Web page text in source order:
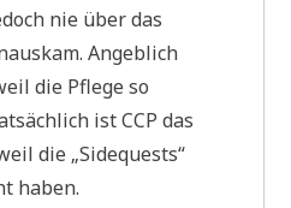
nie über das
Angeblich
die Pflege so
ist CCP das
die „Sidequests“
haben.